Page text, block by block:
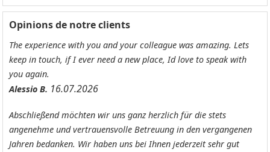
Opinions de notre clients
The experience with you and your colleague was amazing. Lets
keep in touch, if I ever need a new place, Id love to speak with
you again.
Alessio B. 16.07.2026
Abschließend möchten wir uns ganz herzlich für die stets
angenehme und vertrauensvolle Betreuung in den vergangenen
Jahren bedanken. Wir haben uns bei Ihnen jederzeit sehr gut